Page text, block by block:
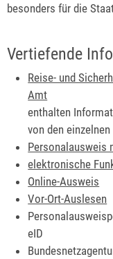
besonders für die
Vertiefende
Reise- und
Amt
enthalten
von den
Personalausweis
elektronische
Online-Ausweis
Vor-Ort-Auslesen
eID